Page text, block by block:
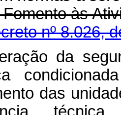
às
nº 8.026,
da
das